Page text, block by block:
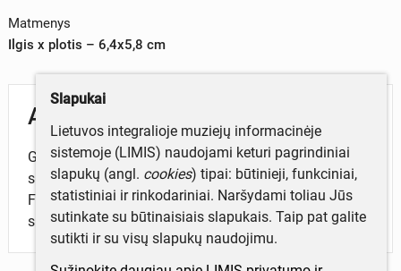
Matmenys
Ilgis x plotis – 6,4x5,8 cm
Aprašymas
Gintaro lašai yra viena iš kamieninio gintaro formų,
susiformavusi sakams lašant nuo varveklių viršūnių.
Formos labai įvairios: taisyklingi ovalūs, apskriti,
susiploję lašai.
Slapukai
Lietuvos integralioje muziejų informacinėje
sistemoje (LIMIS) naudojami keturi pagrindiniai
slapukų (angl. cookies) tipai: būtinieji, funkciniai,
statistiniai ir rinkodariniai. Naršydami toliau Jūs
sutinkate su būtinaisiais slapukais. Taip pat galite
sutikti ir su visų slapukų naudojimu.